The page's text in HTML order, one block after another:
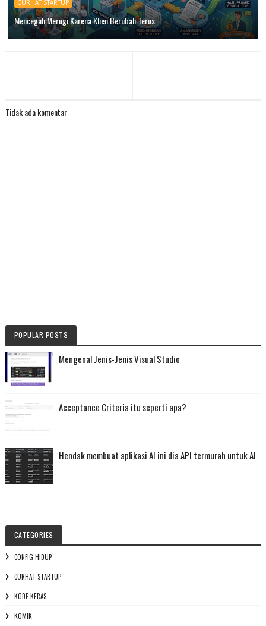
CURHAT STARTUP
Mencegah Merugi Karena Klien Berubah Terus
Tidak ada komentar
POPULAR POSTS
Mengenal Jenis-Jenis Visual Studio
Acceptance Criteria itu seperti apa?
Hendak membuat aplikasi AI ini dia API termurah untuk AI
CATEGORIES
CONFIG HIDUP
CURHAT STARTUP
KODE KERAS
KOMIK